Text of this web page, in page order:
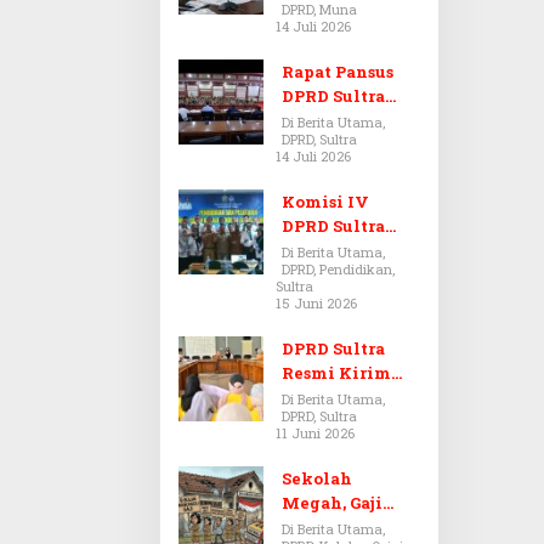
Dugaan Jual
Beli Tanah
Bermasalah di
Muna
DPRD, Muna
14 Juli 2026
Rapat Pansus
DPRD Sultra
Diskors Dua
Kali Akibat
Ketidakhadira
n Pj Sekda
Di Berita Utama,
DPRD, Sultra
14 Juli 2026
Komisi IV
DPRD Sultra
Kawal Hak
Guru,
Rencanakan
Pendidikan
Di Berita Utama,
DPRD, Pendidikan,
Sultra
15 Juni 2026
DPRD Sultra
Resmi Kirim
Aspirasi Tolak
Peraturan
BPOM No. 5
Tahun 2026 ke
Komisi IX DPR
Di Berita Utama,
DPRD, Sultra
11 Juni 2026
Sekolah
Megah, Gaji
Guru Berdarah-
Di Berita Utama,